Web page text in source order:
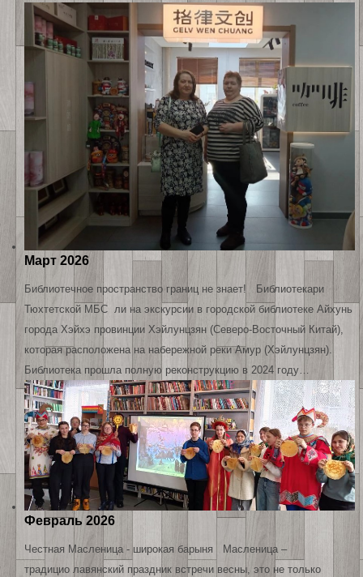
Март 2026
Библиотечное пространство границ не знает! Библиотекари
Тюхтетской МБС ли на экскурсии в городской библиотеке Айхунь
города Хэйхэ провинции Хэйлунцзян (Северо-Восточный Китай),
которая расположена на набережной реки Амур (Хэйлунцзян).
Библиотека прошла полную реконструкцию в 2024 году…
Февраль 2026
Честная Масленица - широкая барыня Масленица –
традицио лавянский праздник встречи весны, это не только